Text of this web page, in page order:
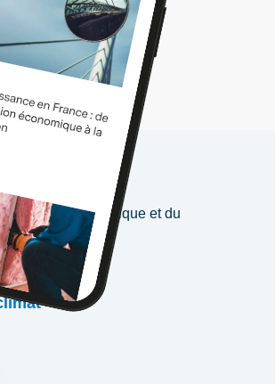
économique et du
entreprises
prévisions
croissance